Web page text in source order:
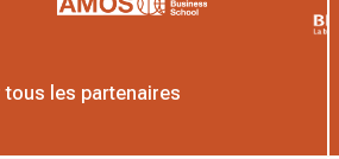
tous les partenaires